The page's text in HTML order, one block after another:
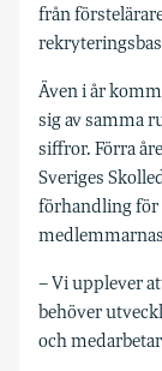
från
Även i år
sig av samma
siffror. Förra
Sveriges
förhandling för
– Vi upplever
behöver
och